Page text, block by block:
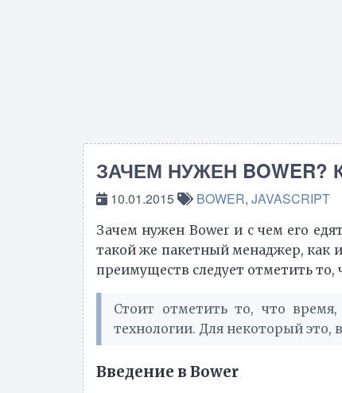
ЗАЧЕМ НУЖЕН BOWER?
10.01.2015 BOWER, JAVASCRIPT
Зачем нужен Bower и с чем его
такой же пакетный менаджер, как
преимуществ следует отметить
Стоит отметить то, что
технологии. Для некоторый это,
Введение в Bower